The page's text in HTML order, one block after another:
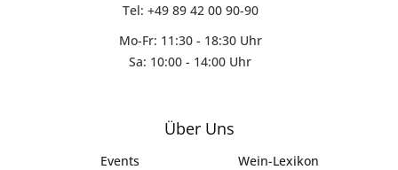
Tel: +49 89 42 00 90-90
Mo-Fr: 11:30 - 18:30 Uhr
Sa: 10:00 - 14:00 Uhr
Über Uns
Events Wein-Lexikon